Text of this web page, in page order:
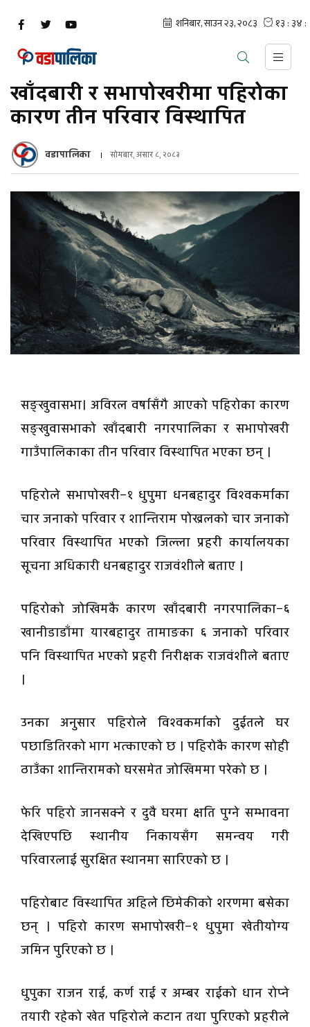
खाँदबारी र सभापोखरीमा पहिरोका
कारण तीन परिवार विस्थापित
वडापालिका सोमबार, असार ८, २०८३
सङ्खुवासभा। अविरल वर्षासँगै आएको पहिरोका कारण
सङ्खुवासभाको खाँदबारी नगरपालिका र सभापोखरी
गाउँपालिकाका तीन परिवार विस्थापित भएका छन् ।
पहिरोले सभापोखरी–१ धुपुमा धनबहादुर विश्वकर्माका
चार जनाको परिवार र शान्तिराम पोख्रलको चार जनाको
परिवार विस्थापित भएको जिल्ला प्रहरी कार्यालयका
सूचना अधिकारी धनबहादुर राजवंशीले बताए ।
पहिरोको जोखिमकै कारण खाँदबारी नगरपालिका–६
खानीडाडाँमा यारबहादुर तामाङका ६ जनाको परिवार
पनि विस्थापित भएको प्रहरी निरीक्षक राजवंशीले बताए
।
उनका अनुसार पहिरोले विश्वकर्माको दुईतले घर
पछाडितिरको भाग भत्काएको छ । पहिरोकै कारण सोही
ठाउँका शान्तिरामको घरसमेत जोखिममा परेको छ ।
फेरि पहिरो जानसक्ने र दुवै घरमा क्षति पुग्ने सम्भावना
देखिएपछि स्थानीय निकायसँग समन्वय गरी
परिवारलाई सुरक्षित स्थानमा सारिएको छ ।
पहिरोबाट विस्थापित अहिले छिमेकीको शरणमा बसेका
छन् । पहिरो कारण सभापोखरी–१ धुपुमा खेतीयोग्य
जमिन पुरिएको छ ।
धुपुका राजन राई, कर्ण राई र अम्बर राईको धान रोप्ने
तयारी रहेको खेत पहिरोले कटान तथा पुरिएको प्रहरीले